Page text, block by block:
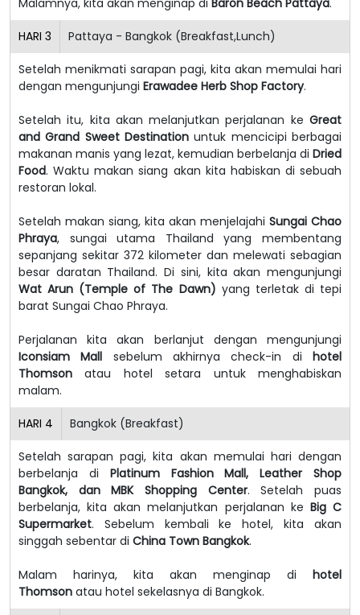
HARI 3 Pattaya - Bangkok (Breakfast,Lunch)
Setelah menikmati sarapan pagi, kita akan memulai hari
dengan mengunjungi Erawadee Herb Shop Factory.
Setelah itu, kita akan melanjutkan perjalanan ke Great
and Grand Sweet Destination untuk mencicipi berbagai
makanan manis yang lezat, kemudian berbelanja di Dried
Food. Waktu makan siang akan kita habiskan di sebuah
restoran lokal.
Setelah makan siang, kita akan menjelajahi Sungai Chao
Phraya, sungai utama Thailand yang membentang
sepanjang sekitar 372 kilometer dan melewati sebagian
besar daratan Thailand. Di sini, kita akan mengunjungi
Wat Arun (Temple of The Dawn) yang terletak di tepi
barat Sungai Chao Phraya.
Perjalanan kita akan berlanjut dengan mengunjungi
Iconsiam Mall sebelum akhirnya check-in dihotel
Thomson atau hotel setara untuk menghabiskan
malam.
HARI 4 Bangkok (Breakfast)
Setelah sarapan pagi, kita akan memulai hari dengan
berbelanja di Platinum Fashion Mall, Leather Shop
Bangkok, dan MBK Shopping Center. Setelah puas
berbelanja, kita akan melanjutkan perjalanan ke Big C
Supermarket. Sebelum kembali ke hotel, kita akan
singgah sebentar di China Town Bangkok.
Malam harinya, kita akan menginap di hotel
Thomson atau hotel sekelasnya di Bangkok.